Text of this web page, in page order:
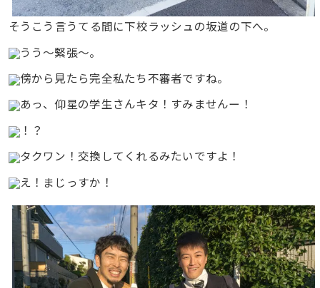
そうこう言うてる間に下校ラッシュの坂道の下へ。
うう〜緊張〜。
傍から見たら完全私たち不審者ですね。
あっ、仰星の学生さんキタ！すみませんー！
！？
タクワン！交換してくれるみたいですよ！
え！まじっすか！